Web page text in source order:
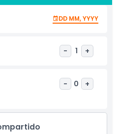
DD MM, YYYY
- 1 +
- 0 +